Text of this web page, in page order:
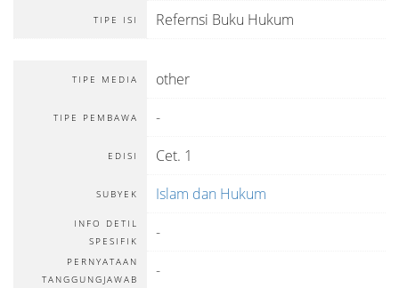
TIPE ISI Refernsi Buku Hukum
TIPE MEDIA other
TIPE PEMBAWA -
EDISI Cet. 1
SUBYEK Islam dan Hukum
INFO DETIL
SPESIFIK
-
PERNYATAAN
TANGGUNGJAWAB
-